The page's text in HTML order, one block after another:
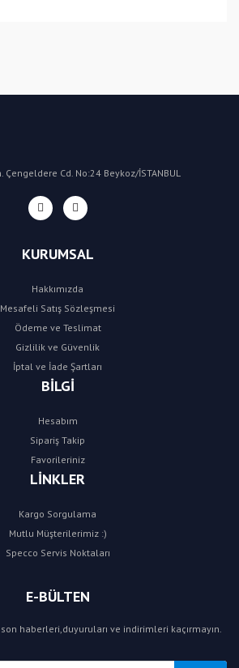
Çengeldere Cd. No:24 Beykoz/İSTANBUL
KURUMSAL
Hakkımızda
Mesafeli Satış Sözleşmesi
Ödeme ve Teslimat
Gizlilik ve Güvenlik
İptal ve İade Şartları
BİLGİ
Hesabım
Sipariş Takip
Favorileriniz
LİNKLER
Kargo Sorgulama
Mutlu Müşterilerimiz :)
Specco Servis Noktaları
E-BÜLTEN
haberleri,duyuruları ve indirimleri kaçırmayın.